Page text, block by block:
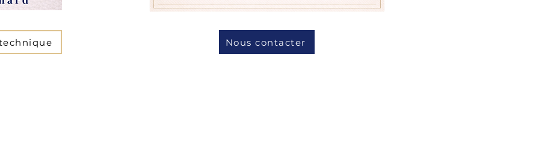
Nous contacter